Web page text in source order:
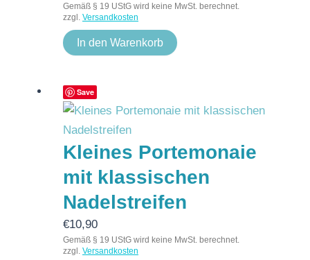
Gemäß § 19 UStG wird keine MwSt. berechnet.
zzgl. Versandkosten
In den Warenkorb
Save
Kleines Portemonaie
mit klassischen
Nadelstreifen
€10,90
Gemäß § 19 UStG wird keine MwSt. berechnet.
zzgl. Versandkosten